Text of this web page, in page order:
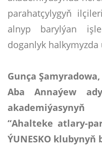
parahatçylygyň
alnyp barylýan
doganlyk
Gunça Şamyradowa,
Aba Annaýew
akademiýasynyň
“Ahalteke atlary-
ÝUNESKO klubynyň